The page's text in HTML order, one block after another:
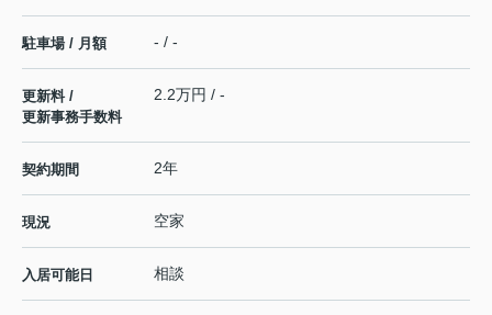
駐車場 / 月額 - / -
更新料 /
更新事務手数料
2.2万円 / -
契約期間 2年
現況 空家
入居可能日 相談